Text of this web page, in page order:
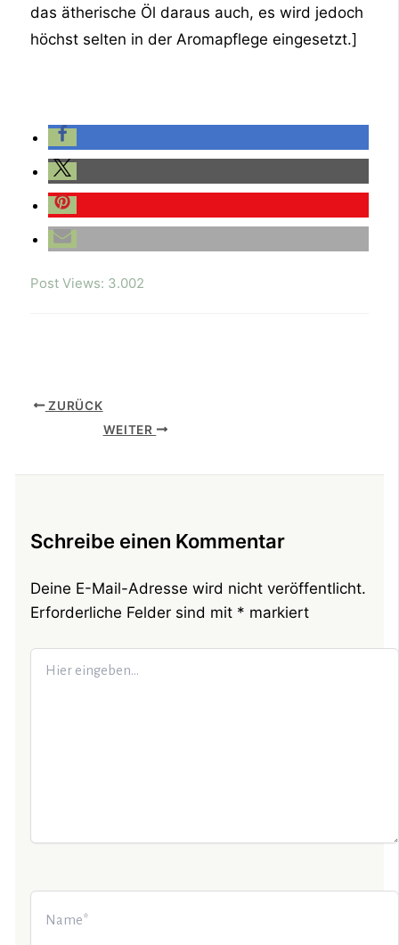
das ätherische Öl daraus auch, es wird jedoch
höchst selten in der Aromapflege eingesetzt.]
Post Views: 3.002
ZURÜCK
WEITER
Schreibe einen Kommentar
Deine E-Mail-Adresse wird nicht veröffentlicht.
Erforderliche Felder sind mit * markiert
Hier
eingeben…
Name*